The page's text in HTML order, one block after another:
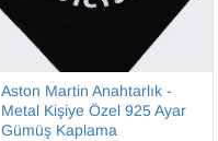
Aston Martin Anahtarlık -
Metal Kişiye Özel 925 Ayar
Gümüş Kaplama